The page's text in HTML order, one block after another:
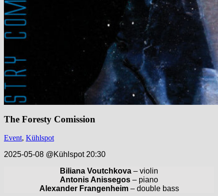
The Foresty Comission
Event, Kühlspot
2025-05-08 @Kühlspot 20:30
Biliana Voutchkova – violin
Antonis Anissegos – piano
Alexander Frangenheim– double bass